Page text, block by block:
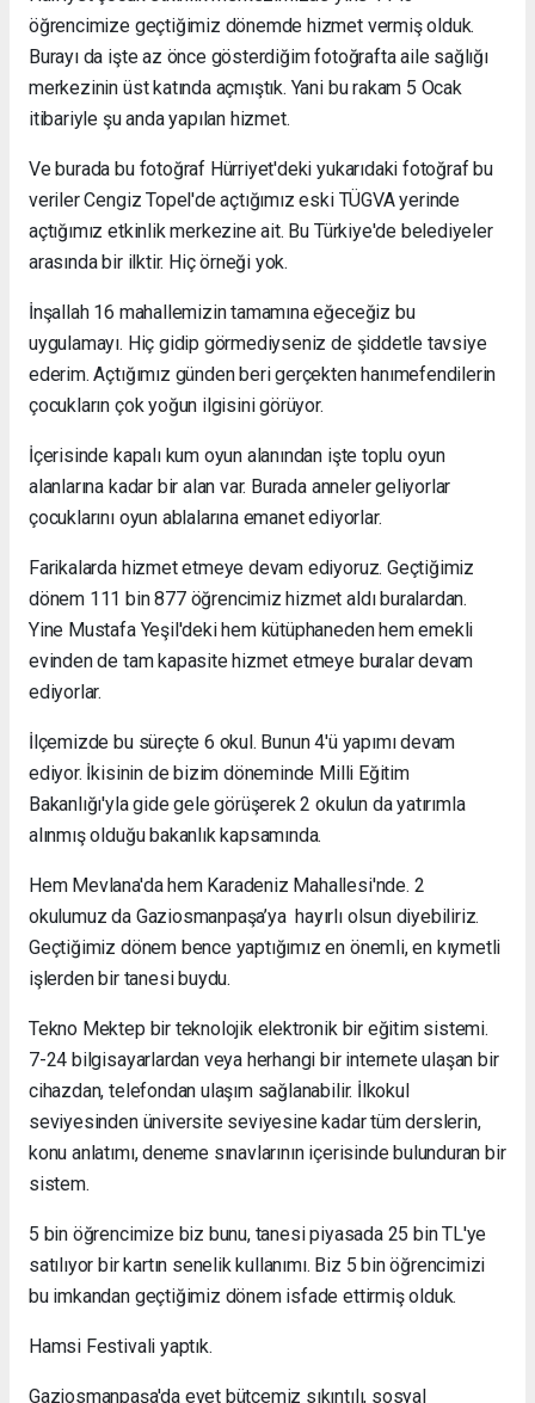
öğrencimize geçtiğimiz dönemde hizmet vermiş olduk.
Burayı da işte az önce gösterdiğim fotoğrafta aile sağlığı
merkezinin üst katında açmıştık. Yani bu rakam 5 Ocak
itibariyle şu anda yapılan hizmet.
Ve burada bu fotoğraf Hürriyet'deki yukarıdaki fotoğraf bu
veriler Cengiz Topel'de açtığımız eski TÜGVA yerinde
açtığımız etkinlik merkezine ait. Bu Türkiye'de belediyeler
arasında bir ilktir. Hiç örneği yok.
İnşallah 16 mahallemizin tamamına eğeceğiz bu
uygulamayı. Hiç gidip görmediyseniz de şiddetle tavsiye
ederim. Açtığımız günden beri gerçekten hanımefendilerin
çocukların çok yoğun ilgisini görüyor.
İçerisinde kapalı kum oyun alanından işte toplu oyun
alanlarına kadar bir alan var. Burada anneler geliyorlar
çocuklarını oyun ablalarına emanet ediyorlar.
Farikalarda hizmet etmeye devam ediyoruz. Geçtiğimiz
dönem 111 bin 877 öğrencimiz hizmet aldı buralardan.
Yine Mustafa Yeşil'deki hem kütüphaneden hem emekli
evinden de tam kapasite hizmet etmeye buralar devam
ediyorlar.
İlçemizde bu süreçte 6 okul. Bunun 4'ü yapımı devam
ediyor. İkisinin de bizim döneminde Milli Eğitim
Bakanlığı'yla gide gele görüşerek 2 okulun da yatırımla
alınmış olduğu bakanlık kapsamında.
Hem Mevlana'da hem Karadeniz Mahallesi'nde. 2
okulumuz da Gaziosmanpaşa’ya hayırlı olsun diyebiliriz.
Geçtiğimiz dönem bence yaptığımız en önemli, en kıymetli
işlerden bir tanesi buydu.
Tekno Mektep bir teknolojik elektronik bir eğitim sistemi.
7-24 bilgisayarlardan veya herhangi bir internete ulaşan bir
cihazdan, telefondan ulaşım sağlanabilir. İlkokul
seviyesinden üniversite seviyesine kadar tüm derslerin,
konu anlatımı, deneme sınavlarının içerisinde bulunduran bir
sistem.
5 bin öğrencimize biz bunu, tanesi piyasada 25 bin TL'ye
satılıyor bir kartın senelik kullanımı. Biz 5 bin öğrencimizi
bu imkandan geçtiğimiz dönem isfade ettirmiş olduk.
Hamsi Festivali yaptık.
Gaziosmanpaşa'da evet bütçemiz sıkıntılı, sosyal